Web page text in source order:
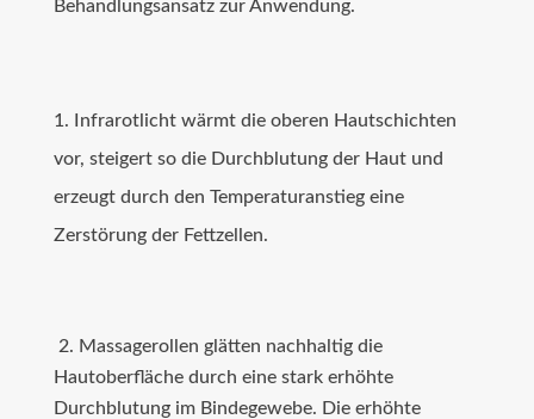
Behandlungsansatz zur Anwendung.
1. Infrarotlicht wärmt die oberen Hautschichten
vor, steigert so die Durchblutung der Haut und
erzeugt durch den Temperaturanstieg eine
Zerstörung der Fettzellen.
2. Massagerollen glätten nachhaltig die
Hautoberfläche durch eine stark erhöhte
Durchblutung im Bindegewebe. Die erhöhte